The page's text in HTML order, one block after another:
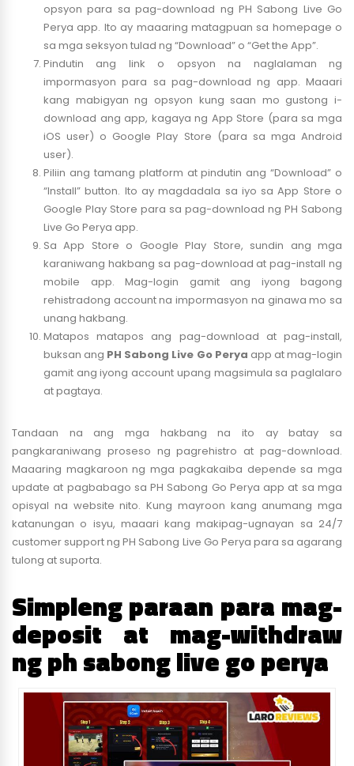
opsyon para sa pag-download ng PH Sabong Live Go
Perya app. Ito ay maaaring matagpuan sa homepage o
sa mga seksyon tulad ng “Download” o “Get the App”.
Pindutin ang link o opsyon na naglalaman ng
impormasyon para sa pag-download ng app. Maaari
kang mabigyan ng opsyon kung saan mo gustong i-
download ang app, kagaya ng App Store (para sa mga
iOS user) o Google Play Store (para sa mga Android
user).
Piliin ang tamang platform at pindutin ang “Download” o
“Install” button. Ito ay magdadala sa iyo sa App Store o
Google Play Store para sa pag-download ng PH Sabong
Live Go Perya app.
Sa App Store o Google Play Store, sundin ang mga
karaniwang hakbang sa pag-download at pag-install ng
mobile app. Mag-login gamit ang iyong bagong
rehistradong account na impormasyon na ginawa mo sa
unang hakbang.
Matapos matapos ang pag-download at pag-install,
buksan ang PH Sabong Live Go Perya app at mag-login
gamit ang iyong account upang magsimula sa paglalaro
at pagtaya.
Tandaan na ang mga hakbang na ito ay batay sa
pangkaraniwang proseso ng pagrehistro at pag-download.
Maaaring magkaroon ng mga pagkakaiba depende sa mga
update at pagbabago sa PH Sabong Go Perya app at sa mga
opisyal na website nito. Kung mayroon kang anumang mga
katanungan o isyu, maaari kang makipag-ugnayan sa 24/7
customer support ng PH Sabong Live Go Perya para sa agarang
tulong at suporta.
Simpleng paraan para mag-
deposit at mag-withdraw
ng ph sabong live go perya